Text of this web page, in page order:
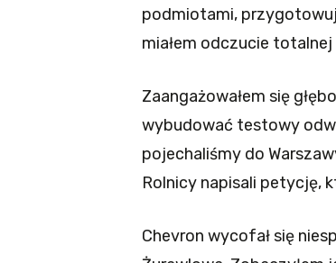
podmiotami,
miałem odczucie
Zaangażowałem się
wybudować testowy
pojechaliśmy do
Rolnicy napisali petycję,
Chevron wycofał się